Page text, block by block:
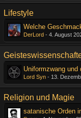
Lifestyle
Welche
DerLord - 4. August
Uniformzwang und
Lord Syn - 13.
Religion und Magie
satanische Orden